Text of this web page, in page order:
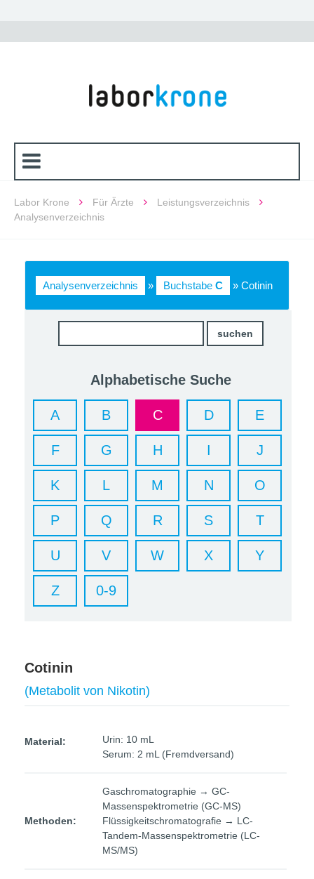
Labor Krone Für Ärzte
Leistungsverzeichnis
Analysenverzeichnis
Analysenverzeichnis » Buchstabe C » Cotinin
Alphabetische Suche
A B C D E
F G H I J
K L M N O
P Q R S T
U V W X Y
Z 0-9
Cotinin
(Metabolit von Nikotin)
Material:
Urin: 10 mL
Serum: 2 mL (Fremdversand)
Methoden:
Gaschromatographie → GC-
Massenspektrometrie (GC-MS)
Flüssigkeitschromatografie → LC-
Tandem-Massenspektrometrie (LC-
MS/MS)